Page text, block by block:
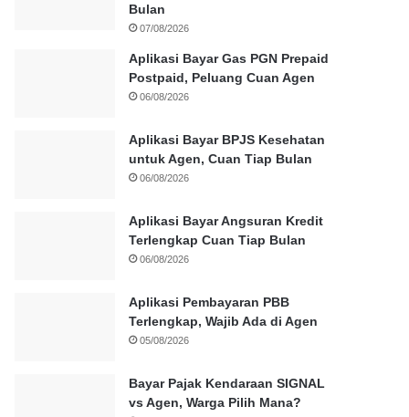
Bulan
07/08/2026
Aplikasi Bayar Gas PGN Prepaid
Postpaid, Peluang Cuan Agen
06/08/2026
Aplikasi Bayar BPJS Kesehatan
untuk Agen, Cuan Tiap Bulan
06/08/2026
Aplikasi Bayar Angsuran Kredit
Terlengkap Cuan Tiap Bulan
06/08/2026
Aplikasi Pembayaran PBB
Terlengkap, Wajib Ada di Agen
05/08/2026
Bayar Pajak Kendaraan SIGNAL
vs Agen, Warga Pilih Mana?